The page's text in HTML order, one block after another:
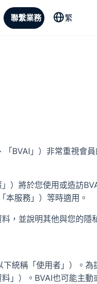
聯繫業務 繁
「BVAI」）非常重視會
）將於您使用或造訪
本服務」）等時適用。
，並說明其他與您的隱
統稱「使用者」）。為
」）。BVAI也可能主動